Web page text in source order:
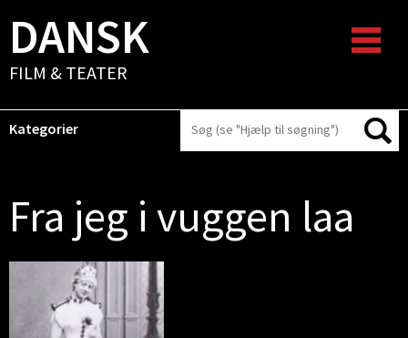
DANSK
FILM & TEATER
Kategorier
Fra jeg i vuggen laa